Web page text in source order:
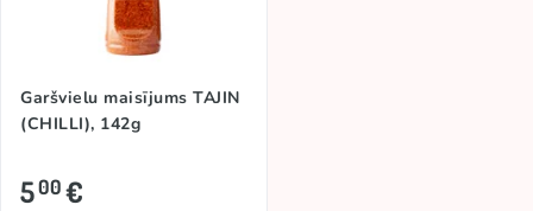
Garšvielu maisījums TAJIN
(CHILLI), 142g
500€